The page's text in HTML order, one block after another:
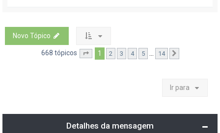
Novo Tópico
668 tópicos Página1 de
1 2 3 4 5 14
Ir para
Detalhes da mensagem